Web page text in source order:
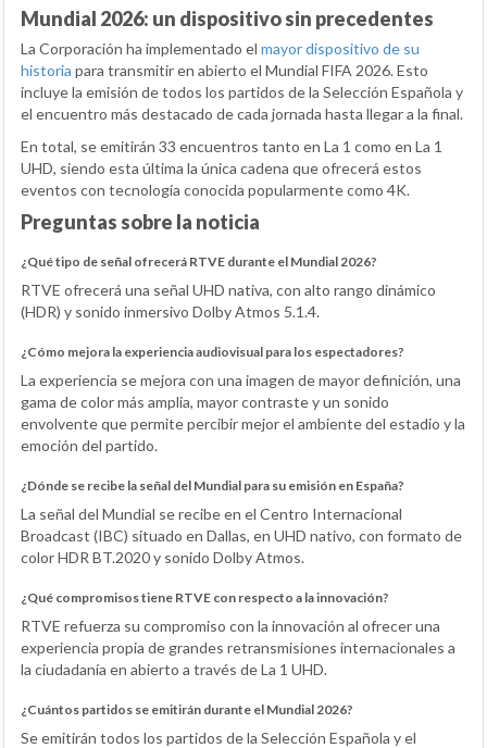
Mundial 2026: un dispositivo sin precedentes
La Corporación ha implementado el mayor dispositivo de su
historia para transmitir en abierto el Mundial FIFA 2026. Esto
incluye la emisión de todos los partidos de la Selección Española y
el encuentro más destacado de cada jornada hasta llegar a la final.
En total, se emitirán 33 encuentros tanto en La 1 como en La 1
UHD, siendo esta última la única cadena que ofrecerá estos
eventos con tecnología conocida popularmente como 4K.
Preguntas sobre la noticia
¿Qué tipo de señal ofrecerá RTVE durante el Mundial 2026?
RTVE ofrecerá una señal UHD nativa, con alto rango dinámico
(HDR) y sonido inmersivo Dolby Atmos 5.1.4.
¿Cómo mejora la experiencia audiovisual para los espectadores?
La experiencia se mejora con una imagen de mayor definición, una
gama de color más amplia, mayor contraste y un sonido
envolvente que permite percibir mejor el ambiente del estadio y la
emoción del partido.
¿Dónde se recibe la señal del Mundial para su emisión en España?
La señal del Mundial se recibe en el Centro Internacional
Broadcast (IBC) situado en Dallas, en UHD nativo, con formato de
color HDR BT.2020 y sonido Dolby Atmos.
¿Qué compromisos tiene RTVE con respecto a la innovación?
RTVE refuerza su compromiso con la innovación al ofrecer una
experiencia propia de grandes retransmisiones internacionales a
la ciudadanía en abierto a través de La 1 UHD.
¿Cuántos partidos se emitirán durante el Mundial 2026?
Se emitirán todos los partidos de la Selección Española y el